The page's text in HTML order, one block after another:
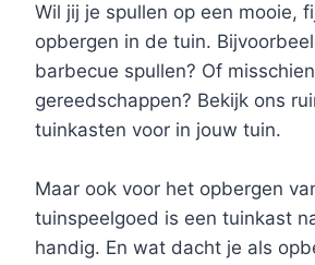
Wil jij je spullen op een mooie,
opbergen in de tuin.
barbecue spullen? Of
gereedschappen? Bekijk ons
tuinkasten voor in jouw tuin.
Maar ook voor het opbergen
tuinspeelgoed is een tuinkast
handig. En wat dacht je als